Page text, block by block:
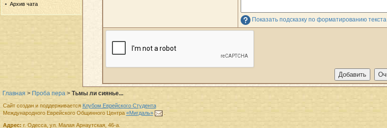
Архив чата
Показать подсказку по форматированию текста
Главная > Проба пера > Тьмы ли сиянье...
Сайт создан и поддерживается Клубом Еврейского Студента
Международного Еврейского Общинного Центра «Мигдаль»
Адрес: г. Одесса, ул. Малая Арнаутская, 46-а.